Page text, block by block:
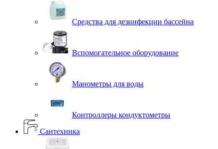
Средства для дезинфекции бассейна
Вспомогательное оборудование
Манометры для воды
Контроллеры кондуктометры
Сантехника